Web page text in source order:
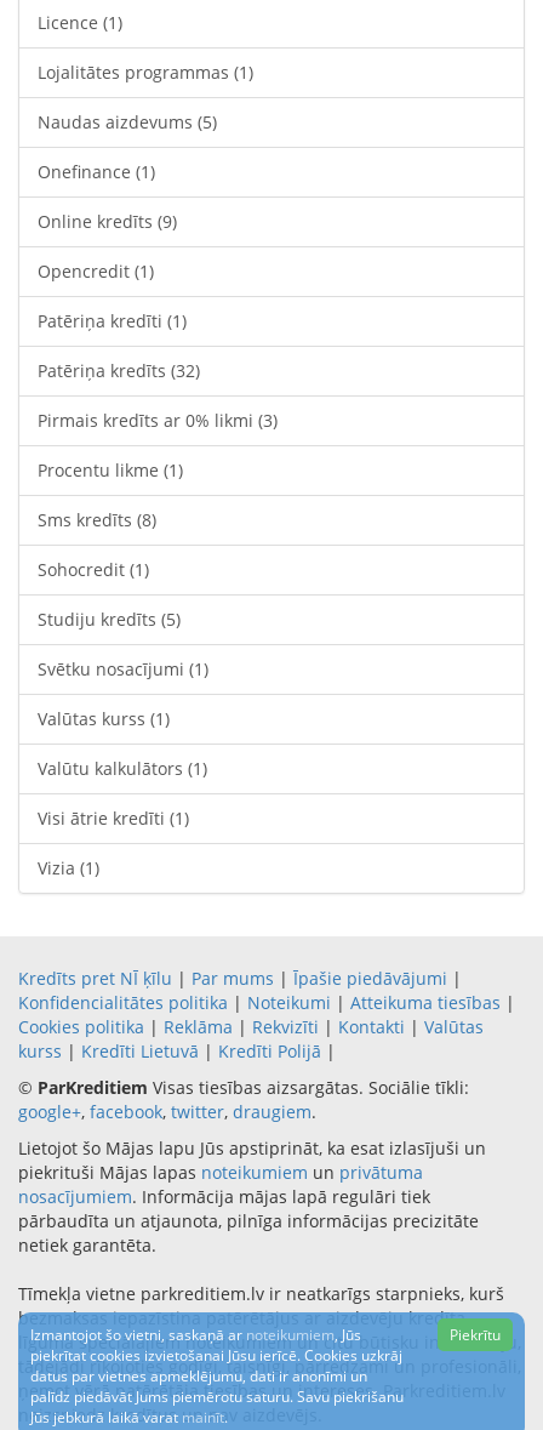
Licence (1)
Lojalitātes programmas (1)
Naudas aizdevums (5)
Onefinance (1)
Online kredīts (9)
Opencredit (1)
Patēriņa kredīti (1)
Patēriņa kredīts (32)
Pirmais kredīts ar 0% likmi (3)
Procentu likme (1)
Sms kredīts (8)
Sohocredit (1)
Studiju kredīts (5)
Svētku nosacījumi (1)
Valūtas kurss (1)
Valūtu kalkulātors (1)
Visi ātrie kredīti (1)
Vizia (1)
Kredīts pret NĪ ķīlu | Par mums | Īpašie piedāvājumi |
Konfidencialitātes politika | Noteikumi | Atteikuma tiesības |
Cookies politika | Reklāma | Rekvizīti | Kontakti | Valūtas
kurss | Kredīti Lietuvā | Kredīti Polijā |
© ParKreditiem Visas tiesības aizsargātas. Sociālie tīkli:
google+, facebook, twitter, draugiem.
Lietojot šo Mājas lapu Jūs apstiprināt, ka esat izlasījuši un
piekrituši Mājas lapas noteikumiem un privātuma
nosacījumiem. Informācija mājas lapā regulāri tiek
pārbaudīta un atjaunota, pilnīga informācijas precizitāte
netiek garantēta.
Tīmekļa vietne parkreditiem.lv ir neatkarīgs starpnieks, kurš
bezmaksas iepazīstina patērētājus ar aizdevēju kredīta
līguma speciālajiem noteikumiem un citu būtisku informāciju,
tādejādi rīkojoties godīgi, taisnīgi, pārredzami un profesionāli,
ņemot vērā patērētāja tiesības un intereses. Parkreditiem.lv
neizsniedz kredītus un nav aizdevējs.
Izmantojot šo vietni, saskaņā ar noteikumiem, Jūs
piekrītat cookies izvietošanai Jūsu ierīcē. Cookies uzkrāj
datus par vietnes apmeklējumu, dati ir anonīmi un
palīdz piedāvāt Jums piemērotu saturu. Savu piekrišanu
Jūs jebkurā laikā varat mainīt.
Piekrītu